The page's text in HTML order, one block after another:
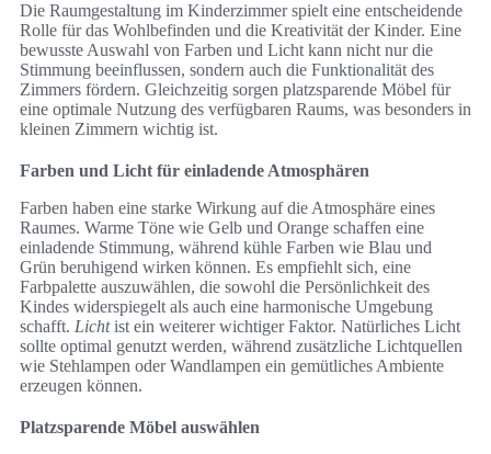
Die Raumgestaltung im Kinderzimmer spielt eine entscheidende
Rolle für das Wohlbefinden und die Kreativität der Kinder. Eine
bewusste Auswahl von Farben und Licht kann nicht nur die
Stimmung beeinflussen, sondern auch die Funktionalität des
Zimmers fördern. Gleichzeitig sorgen platzsparende Möbel für
eine optimale Nutzung des verfügbaren Raums, was besonders in
kleinen Zimmern wichtig ist.
Farben und Licht für einladende Atmosphären
Farben haben eine starke Wirkung auf die Atmosphäre eines
Raumes. Warme Töne wie Gelb und Orange schaffen eine
einladende Stimmung, während kühle Farben wie Blau und
Grün beruhigend wirken können. Es empfiehlt sich, eine
Farbpalette auszuwählen, die sowohl die Persönlichkeit des
Kindes widerspiegelt als auch eine harmonische Umgebung
schafft. Lichtist ein weiterer wichtiger Faktor. Natürliches Licht
sollte optimal genutzt werden, während zusätzliche Lichtquellen
wie Stehlampen oder Wandlampen ein gemütliches Ambiente
erzeugen können.
Platzsparende Möbel auswählen